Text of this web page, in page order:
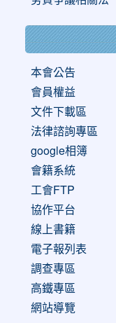
本會公告
會員權益
文件下載區
法律諮詢專區
google相簿
會籍系統
工會FTP
協作平台
線上書籍
電子報列表
調查專區
高鐵專區
網站導覽